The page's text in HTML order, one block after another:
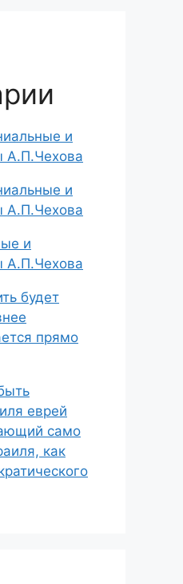
и
А.П.Чехова
и
А.П.Чехова
и
А.П.Чехова
будет
прямо
еврей
само
как